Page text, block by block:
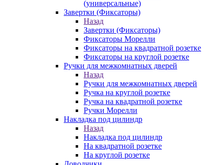
(универсальные)
Завертки (Фиксаторы)
Назад
Завертки (Фиксаторы)
Фиксаторы Морелли
Фиксаторы на квадратной розетке
Фиксаторы на круглой розетке
Ручки для межкомнатных дверей
Назад
Ручки для межкомнатных дверей
Ручка на круглой розетке
Ручка на квадратной розетке
Ручки Морелли
Накладка под цилиндр
Назад
Накладка под цилиндр
На квадратной розетке
На круглой розетке